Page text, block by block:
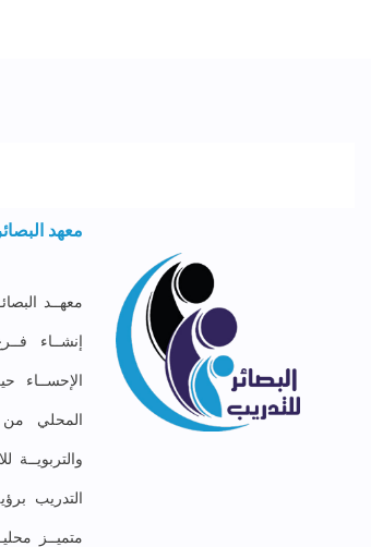
معهد
إنشــاء
الإحســاء
المحلي من
التدريب
متميــز